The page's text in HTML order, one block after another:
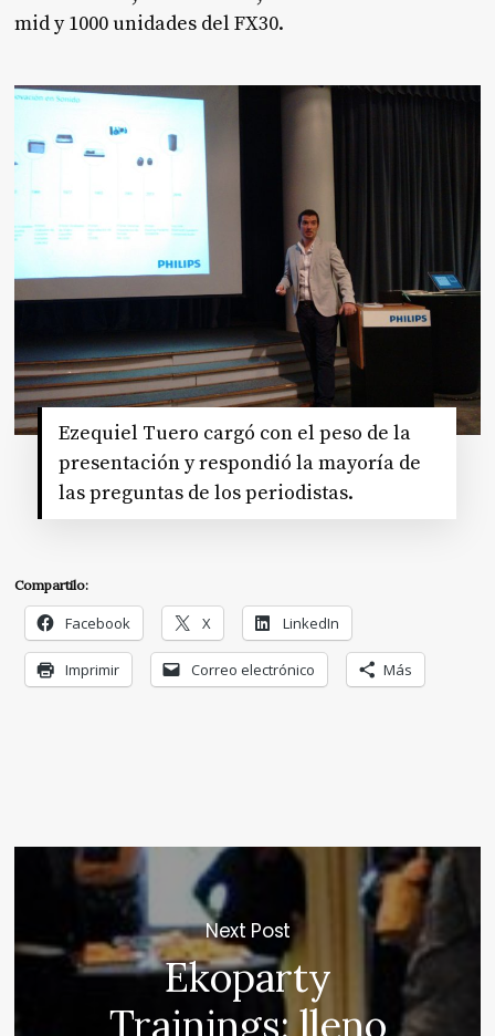
mid y 1000 unidades del FX30.
Ezequiel Tuero cargó con el peso de la
presentación y respondió la mayoría de
las preguntas de los periodistas.
Compartilo:
Facebook X LinkedIn
Imprimir Correo electrónico Más
Next Post
Ekoparty
Trainings: lleno